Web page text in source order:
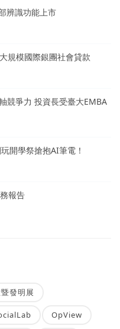
辨識功能上市
規模國際銀團社會貸款
競爭力 投資長受臺大EMBA
開學祭搶抱AI筆電！
報告
發明展
OpView